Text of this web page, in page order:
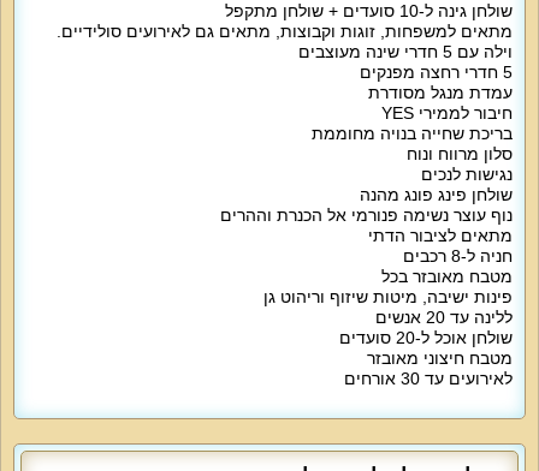
שולחן גינה ל-10 סועדים + שולחן מתקפל
מתאים למשפחות, זוגות וקבוצות, מתאים גם לאירועים סולידיים.
וילה עם 5 חדרי שינה מעוצבים
5 חדרי רחצה מפנקים
עמדת מנגל מסודרת
חיבור לממירי YES
בריכת שחייה בנויה מחוממת
סלון מרווח ונוח
נגישות לנכים
שולחן פינג פונג מהנה
נוף עוצר נשימה פנורמי אל הכנרת וההרים
מתאים לציבור הדתי
חניה ל-8 רכבים
מטבח מאובזר בכל
פינות ישיבה, מיטות שיזוף וריהוט גן
ללינה עד 20 אנשים
שולחן אוכל ל-20 סועדים
מטבח חיצוני מאובזר
לאירועים עד 30 אורחים
מיקרוגל, מיניבר מים, פינת אוכל ל-20 סועדים, כלי מטבח שימושיים.
שטוח, שולחן סלון.
אטרקציות מיוחדות בוילה:
מטר), מיטות שיזוף, פינות ישיבה, עמדת מנגל, מטבח חיצוני מאובזר, פינג פונג.
וילה מטופחת ויפה במיוחד.
מיוחד לילדים:
ספות נפתחות בחדרי השינה, לול, פינג פונג בחצר.
מיוחד לדתיים:
פלטת שבת ומיחם במטבח.
אירועים עד 30 איש / לינה עד 20 מבוגרים או ילדים + 3 תינוקות.
שבת חתן, חתונות, בר/בת מצווה, ימי הולדת, מסיבות רווקים ורווקות. רמה גבוהה של